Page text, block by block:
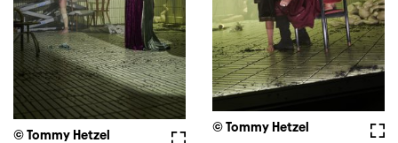
© Tommy Hetzel
Vollbild
© Tommy Hetzel